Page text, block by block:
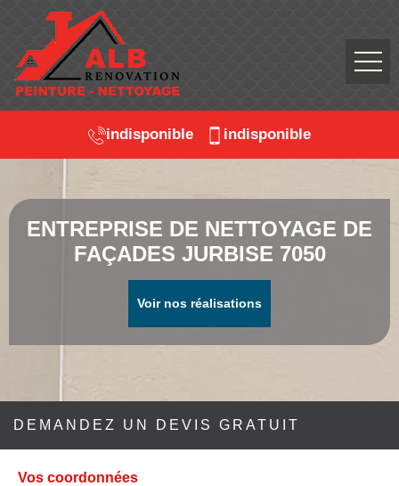
indisponible indisponible
ENTREPRISE DE NETTOYAGE DE
FAÇADES JURBISE 7050
Voir nos réalisations
DEMANDEZ UN DEVIS GRATUIT
Vos coordonnées